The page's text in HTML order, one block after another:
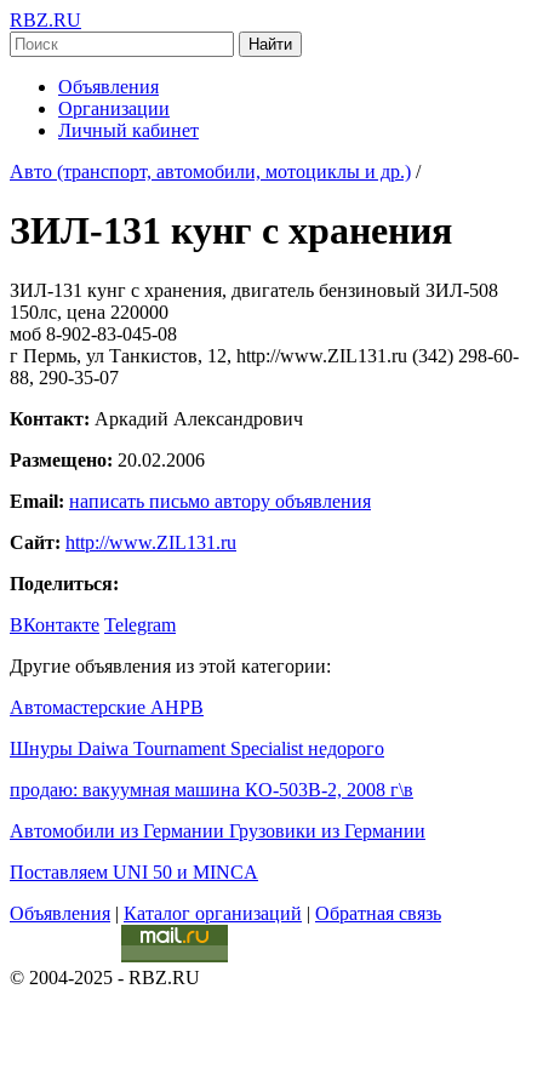
RBZ.RU
Найти
Объявления
Организации
Личный кабинет
Авто (транспорт, автомобили, мотоциклы и др.) /
ЗИЛ-131 кунг с хранения
ЗИЛ-131 кунг с хранения, двигатель бензиновый ЗИЛ-508
150лс, цена 220000
моб 8-902-83-045-08
г Пермь, ул Танкистов, 12, http://www.ZIL131.ru (342) 298-60-
88, 290-35-07
Контакт: Аркадий Александрович
Размещено: 20.02.2006
Email: написать письмо автору объявления
Сайт: http://www.ZIL131.ru
Поделиться:
ВКонтакте Telegram
Другие объявления из этой категории:
Автомастерские АНРВ
Шнуры Daiwa Tournament Specialist недорого
продаю: вакуумная машина КО-503В-2, 2008 г\в
Автомобили из Германии Грузовики из Германии
Поставляем UNI 50 и MINCA
Объявления | Каталог организаций | Обратная связь
© 2004-2025 - RBZ.RU